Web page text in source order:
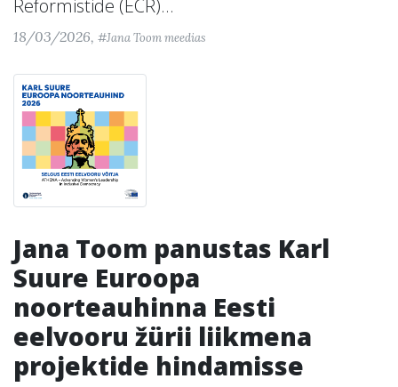
Reformistide (ECR)...
18/03/2026, #Jana Toom meedias
Jana Toom panustas Karl
Suure Euroopa
noorteauhinna Eesti
eelvooru žürii liikmena
projektide hindamisse